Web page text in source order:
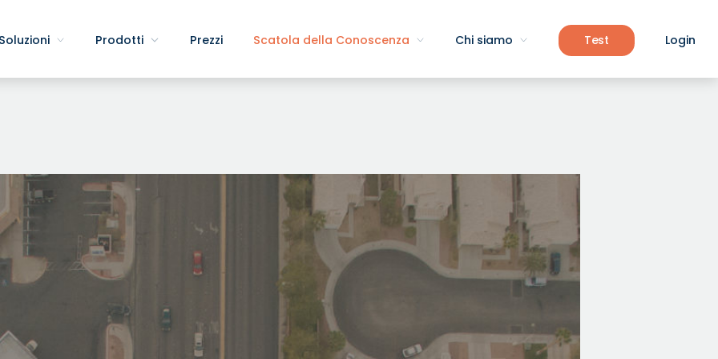
Prodotti Prezzi Scatola della Conoscenza Chi siamo Test Login